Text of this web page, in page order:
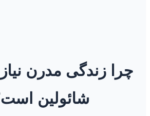
چرا زندگی مدرن
شائولین